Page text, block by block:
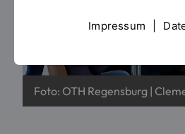
Foto: OTH Regensburg |
Impressum